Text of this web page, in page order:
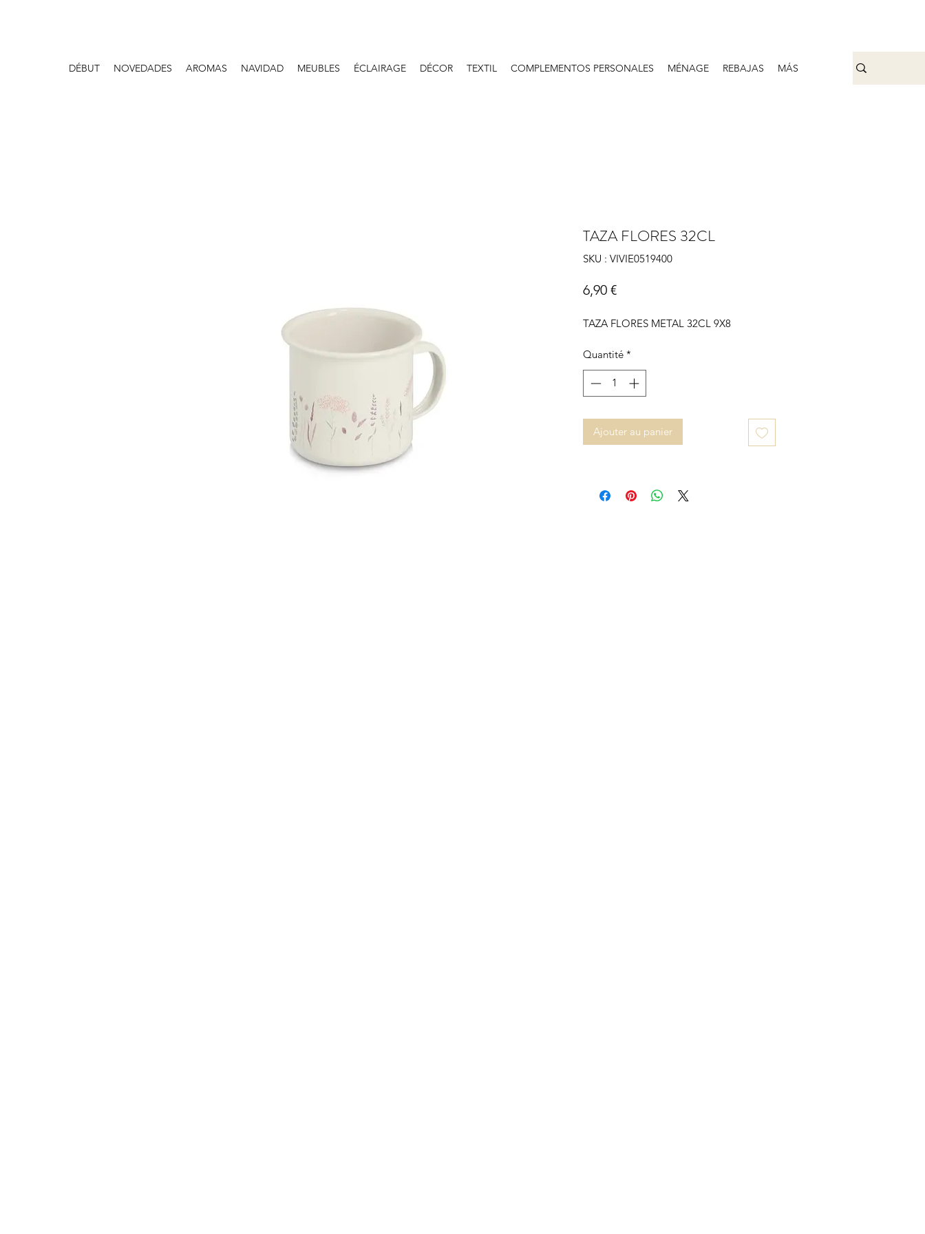
DÉBUT NOVEDADES AROMAS NAVIDAD MEUBLES ÉCLAIRAGE DÉCOR TEXTIL COMPLEMENTOS PERSONALES MÉNAGE REBAJAS MÁS
TAZA FLORES 32CL
SKU : VIVIE0519400
6,90 €Prix
TAZA FLORES METAL 32CL 9X8
Quantité *
Ajouter au panier